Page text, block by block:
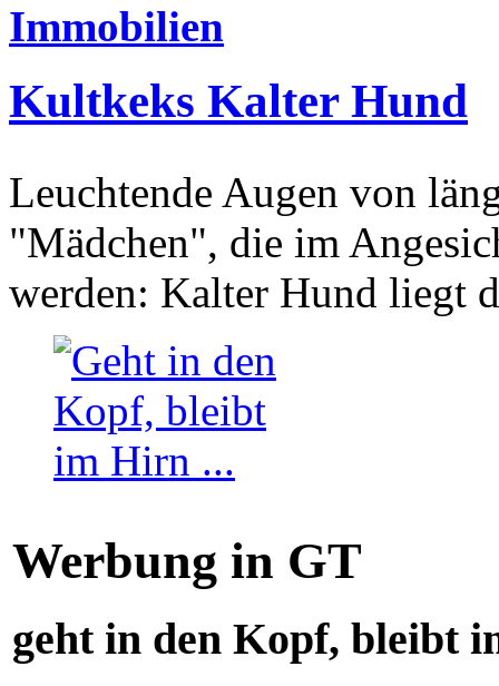
Immobilien
Kultkeks Kalter Hund
Leuchtende Augen von
"Mädchen", die im
werden: Kalter Hund liegt
Werbung in GT
geht in den Kopf, bleibt